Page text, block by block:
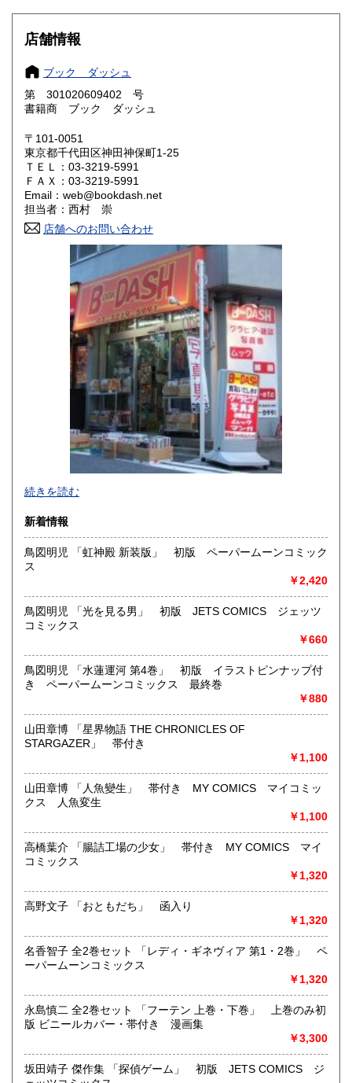
滋賀県 990円
奈良県 990円
鳥取県 1,150円
岡山県 1,150円
1,150円 徳島県
1,150円 愛媛県
1,150円 福岡県
1,410円 長崎県
1,410円 大分県
1,410円 鹿児島県
1,450円
店舗情報
ブック ダッシュ
第 301020609402 号
書籍商 ブック ダッシュ
〒101-0051
東京都千代田区神田神保町1-25
ＴＥＬ：03-3219-5991
ＦＡＸ：03-3219-5991
Email：web@bookdash.net
担当者：西村 崇
店舗へのお問い合わせ
新旧女優・アイドルのグラビア、なつかしの本
映画・特撮、ゲーム・アニメ古漫画などの趣味本は当店にお
お取り扱いは、趣味のものすべてにわたります。
グラビアアイドル雑誌(キャンディーズなどの昔の女優・アイ
ドルも歓迎)
古マンガ・アニメロマンアルバム系、イラスト集、
美少女ゲーム、プレミアゲーム、攻略本・設定資料集
映画パンフレット、プレミアトイ、音楽
どんなジャンルでも買取することができます。
東京近郊出張買取していますのでお気軽にご相談ください。
線)
最寄駅：神保町駅 御茶ノ水駅
営業時間：12:00-20:00
定休日：なし 年末は30日午後5時に閉店、年始は3日正午よ
書籍の買取について
メール web@bookdash.net または専用ページでお問い合
わせください。
お電話 03-3219-5991でも受け付けております。
お取引内容は、ご依頼されたあとの返信メールに、さらに詳
しく説明した文章をお付けしております。ご安心ください。
取り扱い分野
趣味、サブカルチャー、古書一般（その他）
女優・アイドル・グラビア・アダルトや映画・マンガ等
続きを読む
新着情報
鳥図明児 「虹神殿 新装版」 初版 ペーパームーンコミック
ス
￥2,420
鳥図明児 「光を見る男」 初版 JETS COMICS ジェッツ
コミックス
￥660
鳥図明児 「水蓮運河 第4巻」 初版 イラストピンナップ付
き ペーパームーンコミックス 最終巻
￥880
山田章博 「星界物語 THE CHRONICLES OF
STARGAZER」 帯付き
￥1,100
山田章博 「人魚變生」 帯付き MY COMICS マイコミッ
クス 人魚変生
￥1,100
高橋葉介 「腸詰工場の少女」 帯付き MY COMICS マイ
コミックス
￥1,320
高野文子 「おともだち」 函入り
￥1,320
名香智子 全2巻セット 「レディ・ギネヴィア 第1・2巻」 ペ
ーパームーンコミックス
￥1,320
永島慎二 全2巻セット 「フーテン 上巻・下巻」 上巻のみ初
版 ビニールカバー・帯付き 漫画集
￥3,300
坂田靖子 傑作集 「探偵ゲーム」 初版 JETS COMICS ジ